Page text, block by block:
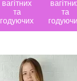
вагітних
та
годуючих
та